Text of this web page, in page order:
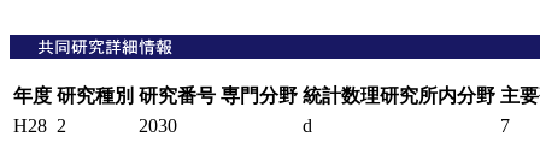
年度 研究種別 研究番号 専門分野 統計数理研究所内分野 主
H28 2 2030 d 7